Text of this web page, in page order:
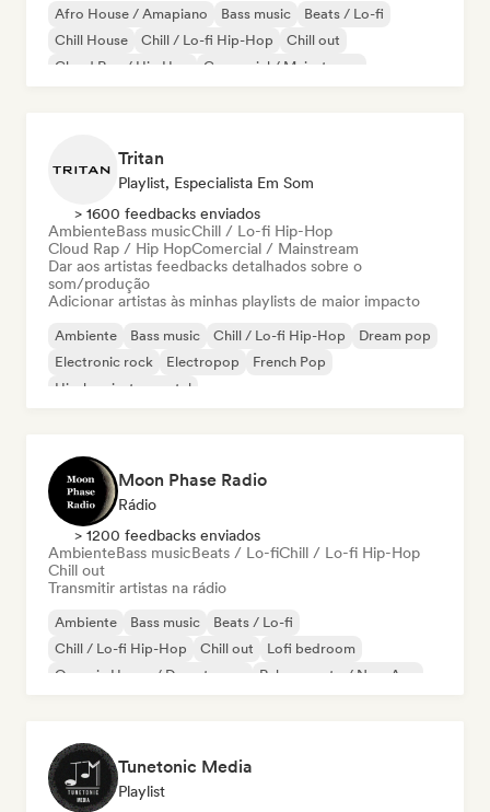
Afro House / Amapiano Bass music
Beats / Lo-fi
Chill House
Chill / Lo-fi Hip-Hop
Chill out
Cloud Rap / Hip Hop
Comercial / Mainstream
Tritan
Playlist, Especialista Em Som
> 1600 feedbacks enviados
AmbienteBass musicChill / Lo-fi Hip-Hop
Cloud Rap / Hip HopComercial / Mainstream
Dar aos artistas feedbacks detalhados sobre o
som/produção
Adicionar artistas às minhas playlists de maior impacto
Ambiente Bass music Chill / Lo-fi Hip-Hop
Dream pop
Electronic rock
Electropop
French Pop
Hip-hop instrumental
Moon Phase Radio
Rádio
> 1200 feedbacks enviados
AmbienteBass musicBeats / Lo-fiChill / Lo-fi Hip-Hop
Chill out
Transmitir artistas na rádio
Ambiente Bass music
Beats / Lo-fi
Chill / Lo-fi Hip-Hop
Chill out
Lofi bedroom
Organic House / Downtempo
Relaxamento / New Age
Tunetonic Media
Playlist